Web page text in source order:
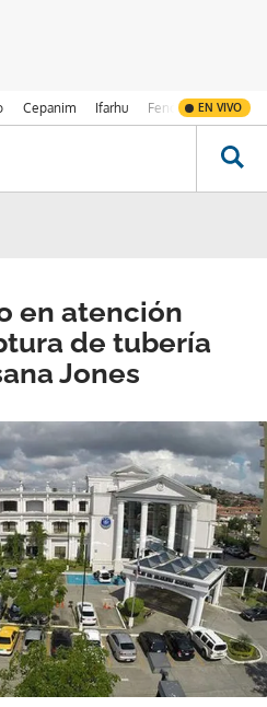
Cepanim Ifarhu Fenómeno de El
EN VIVO
en atención
de tubería
Jones